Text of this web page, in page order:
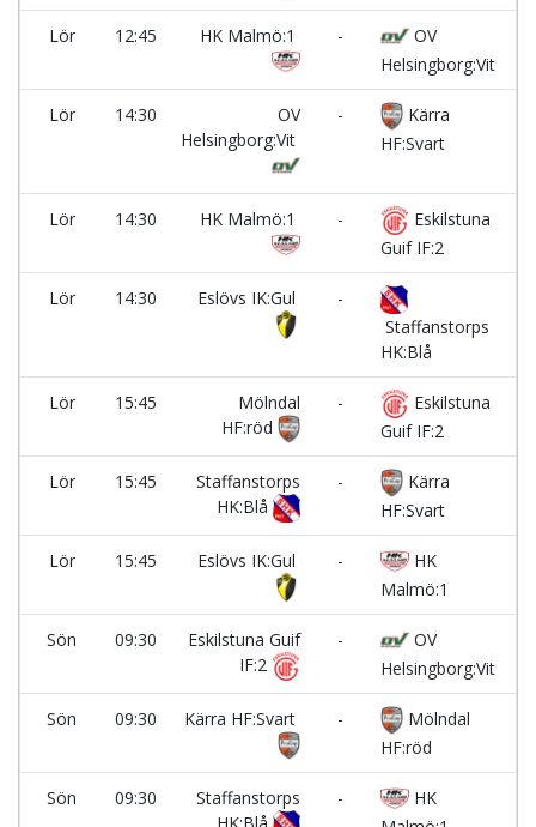
Lör 12:45 HK Malmö:1 -
OV
Helsingborg:Vit
Lör 14:30
OV
Helsingborg:Vit
-
Kärra
HF:Svart
Lör 14:30 HK Malmö:1 -
Eskilstuna
Guif IF:2
Lör 14:30 Eslövs IK:Gul
-
Staffanstorps
HK:Blå
Lör 15:45
Mölndal
HF:röd
-
Eskilstuna
Guif IF:2
Lör 15:45
Staffanstorps
HK:Blå
-
Kärra
HF:Svart
Lör 15:45 Eslövs IK:Gul -
HK
Malmö:1
Sön 09:30
Eskilstuna Guif
IF:2
-
OV
Helsingborg:Vit
Sön 09:30 Kärra HF:Svart -
Mölndal
HF:röd
Sön 09:30
Staffanstorps
-
HK